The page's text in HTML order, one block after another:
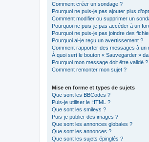
Comment créer un sondage ?
Pourquoi ne puis-je pas ajouter plus
Comment modifier ou supprimer un
Pourquoi ne puis-je pas accéder à un
Pourquoi ne puis-je pas joindre des
Pourquoi ai-je reçu un avertissement ?
Comment rapporter des messages à un
À quoi sert le bouton « Sauvegarder »
Pourquoi mon message doit être validé ?
Comment remonter mon sujet ?
Mise en forme et types de sujets
Que sont les BBCodes ?
Puis-je utiliser le HTML ?
Que sont les smileys ?
Puis-je publier des images ?
Que sont les annonces globales ?
Que sont les annonces ?
Que sont les sujets épinglés ?